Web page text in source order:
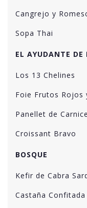
Cangrejo y
Sopa Thai
EL AYUDANTE DE
Los 13 Chelines
Foie Frutos Rojos
Panellet de
Croissant Bravo
BOSQUE
Kefir de Cabra
Castaña